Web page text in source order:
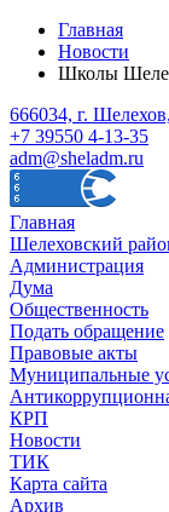
Главная
Новости
Школы
666034, г.
+7 39550 4-13-35
adm@sheladm.ru
Главная
Шелеховский
Администрация
Дума
Общественность
Подать обращение
Правовые акты
Муниципальные
КРП
Новости
ТИК
Карта сайта
Архив